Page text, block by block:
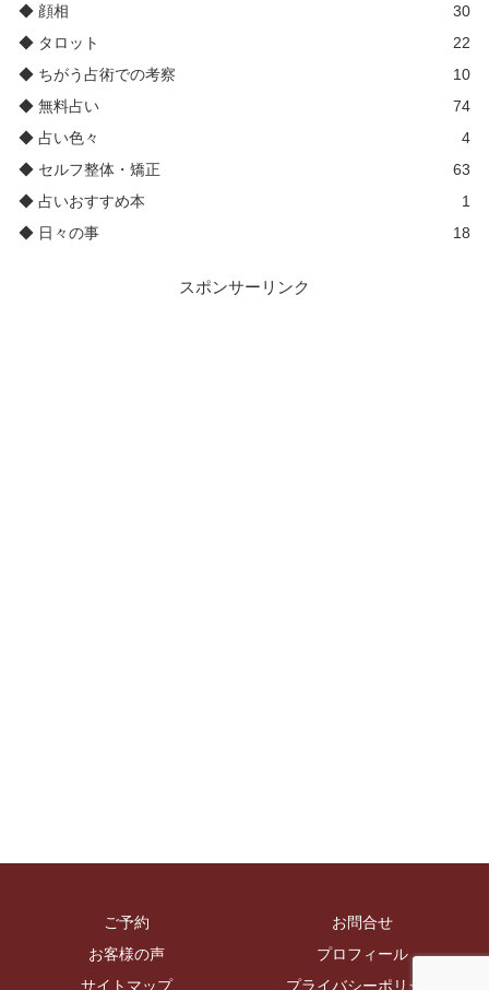
◆ 顔相
30
◆ タロット
22
◆ ちがう占術での考察
10
◆ 無料占い
74
◆ 占い色々
4
◆ セルフ整体・矯正
63
◆ 占いおすすめ本
1
◆ 日々の事
18
スポンサーリンク
ご予約
お問合せ
お客様の声
プロフィール
サイトマップ
プライバシーポリシー